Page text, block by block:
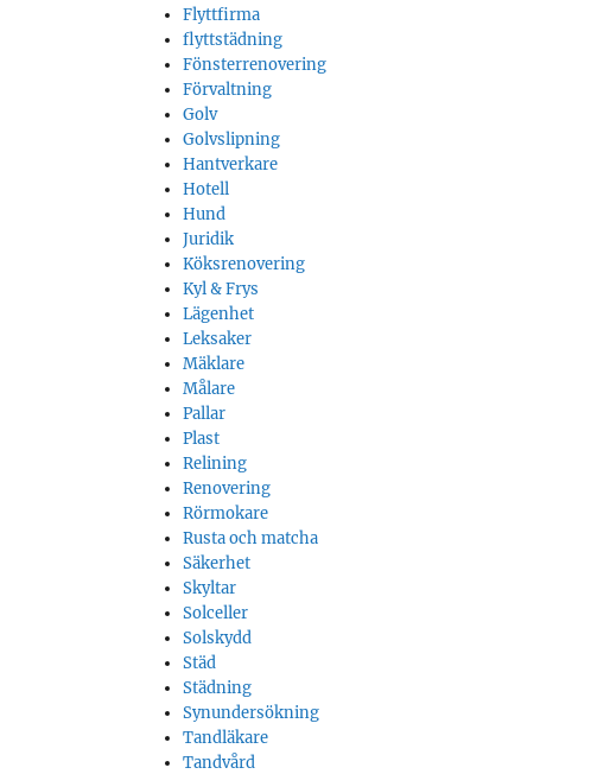
Flyttfirma
flyttstädning
Fönsterrenovering
Förvaltning
Golv
Golvslipning
Hantverkare
Hotell
Hund
Juridik
Köksrenovering
Kyl & Frys
Lägenhet
Leksaker
Mäklare
Målare
Pallar
Plast
Relining
Renovering
Rörmokare
Rusta och matcha
Säkerhet
Skyltar
Solceller
Solskydd
Städ
Städning
Synundersökning
Tandläkare
Tandvård